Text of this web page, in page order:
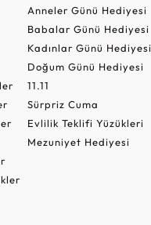
Anneler Günü Hediyesi
Babalar Günü Hediyesi
Kadınlar Günü Hediyesi
Doğum Günü Hediyesi
11.11
Sürpriz Cuma
Evlilik Teklifi Yüzükleri
Mezuniyet Hediyesi